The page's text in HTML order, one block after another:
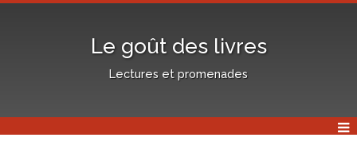
Le goût des livres
Lectures et promenades